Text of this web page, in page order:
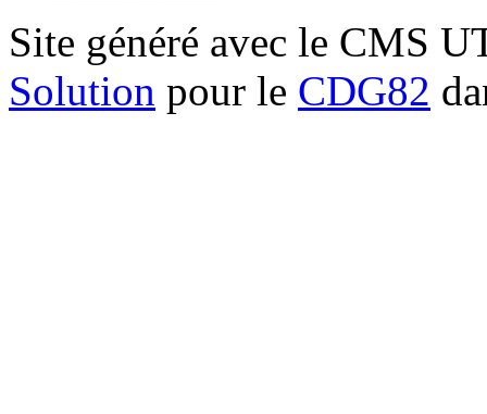
Site généré avec le CMS
Solution pour le CDG82